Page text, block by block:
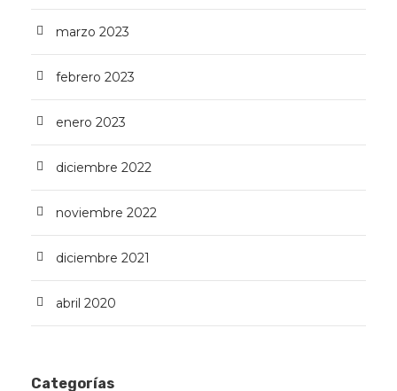
marzo 2023
febrero 2023
enero 2023
diciembre 2022
noviembre 2022
diciembre 2021
abril 2020
Categorías